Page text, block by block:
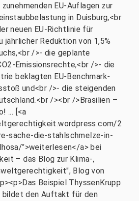
EU-Auflagen zur
in Duisburg,<br
neuen EU-Richtlinie für
jährlicher Reduktion von 1,5%
/>- die geplante
Emissionsrechte,<br />- die
beklagten EU-Benchmark-
und<br />- die steigenden
/><br />Brasilien –
... [<a
2
sache-die-stahlschmelze-in-
">weiterlesen</a> bei
– das Blog zur Klima-,
Blog von
Beispiel ThyssenKrupp
bildet den Auftakt für den